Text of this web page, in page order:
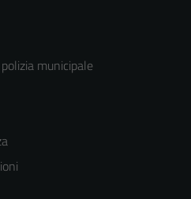
municipale
per il